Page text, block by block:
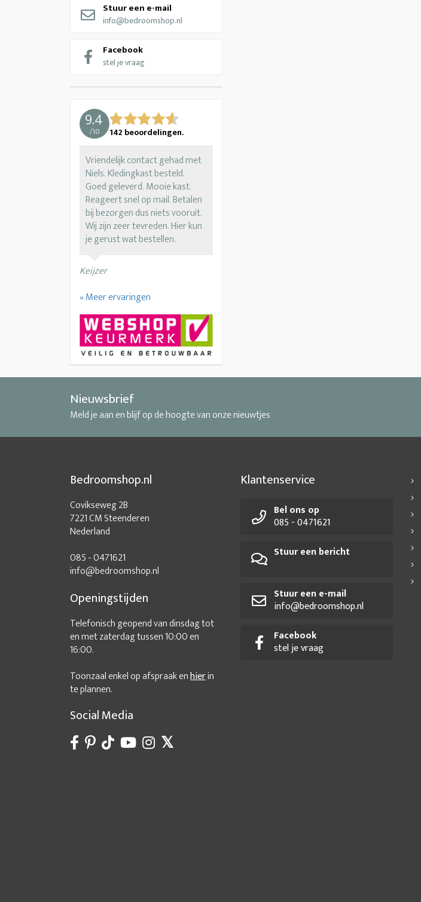
Stuur een e-mail
info@bedroomshop.nl
Facebook
stel je vraag
9.4
/10 142 beoordelingen.
Vriendelijk contact gehad met
Niels. Kledingkast besteld.
Goed geleverd. Mooie kast.
Reageert snel op mail. Betalen
bij bezorgen dus niets vooruit.
Wij zijn zeer tevreden. Hier kun
je gerust wat bestellen.
Keijzer
» Meer ervaringen
Nieuwsbrief
Meld je aan en blijf op de hoogte van onze nieuwtjes
Bedroomshop.nl
Covikseweg 2B
7221 CM Steenderen
Nederland
085 - 0471621
info@bedroomshop.nl
Openingstijden
Telefonisch geopend van dinsdag tot
en met zaterdag tussen 10:00 en
16:00.
Toonzaal enkel op afspraak enhierin
te plannen.
Social Media
Klantenservice
Bel ons op
085 - 0471621
Stuur een bericht
Stuur een e-mail
info@bedroomshop.nl
Facebook
stel je vraag